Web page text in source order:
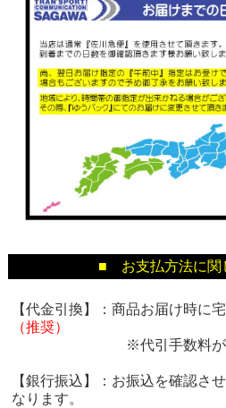
■ お支払方法に
【代金引換】：商品お届け時に
（推奨）
※代引手数料が別途必
【銀行振込】：お振込を確認さ
なります。